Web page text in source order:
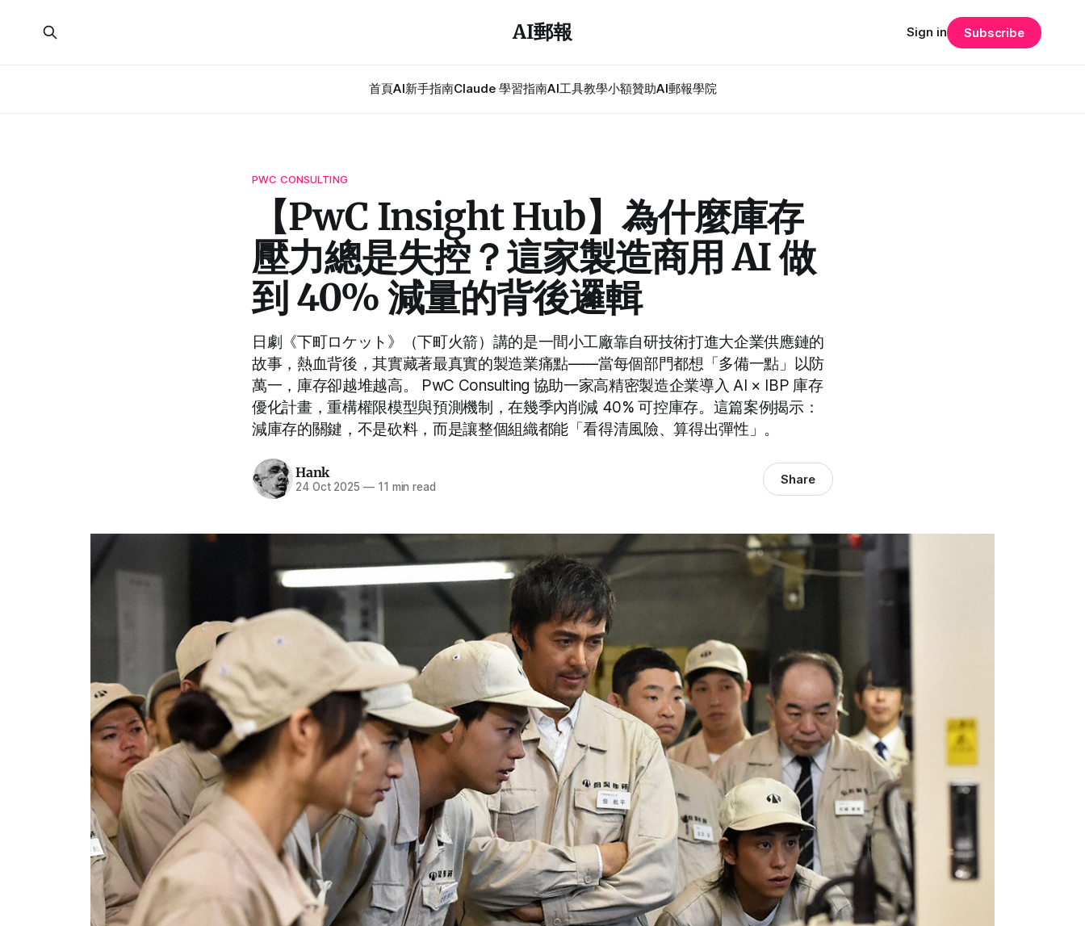
AI郵報
首頁AI新手指南Claude 學習指南AI工具教學小額贊助AI郵報學院
Sign in Subscribe
PWC CONSULTING
【PwC Insight Hub】為什麼庫存
壓力總是失控？這家製造商用 AI 做
到 40% 減量的背後邏輯
日劇《下町ロケット》（下町火箭）講的是一間小工廠靠自研技術打進大企業供應鏈的
故事，熱血背後，其實藏著最真實的製造業痛點——當每個部門都想「多備一點」以防
萬一，庫存卻越堆越高。 PwC Consulting 協助一家高精密製造企業導入 AI × IBP 庫存
優化計畫，重構權限模型與預測機制，在幾季內削減 40% 可控庫存。這篇案例揭示：
減庫存的關鍵，不是砍料，而是讓整個組織都能「看得清風險、算得出彈性」。
Hank
24 Oct 2025 —11 min read Share